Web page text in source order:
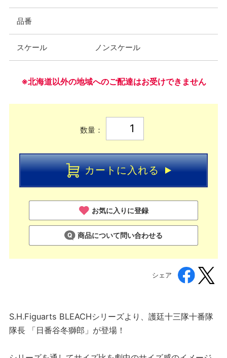
品番
スケール ノンスケール
※北海道以外の地域へのご配達はお受けできません
数量：
カートに入れる
お気に入りに登録
商品について問い合わせる
シェア
S.H.Figuarts BLEACHシリーズより、護廷十三隊十番隊
隊長 「日番谷冬獅郎」が登場！